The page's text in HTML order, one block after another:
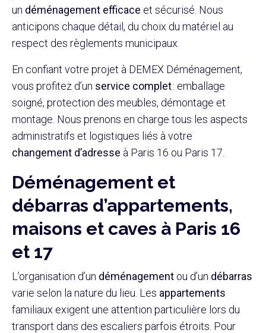
un déménagement efficace et sécurisé. Nous
anticipons chaque détail, du choix du matériel au
respect des règlements municipaux.
En confiant votre projet à DEMEX Déménagement,
vous profitez d’un service complet: emballage
soigné, protection des meubles, démontage et
montage. Nous prenons en charge tous les aspects
administratifs et logistiques liés à votre
changement d’adresse à Paris 16 ou Paris 17.
Déménagement et
débarras d’appartements,
maisons et caves à Paris 16
et 17
L’organisation d’un déménagement ou d’un débarras
varie selon la nature du lieu. Les appartements
familiaux exigent une attention particulière lors du
transport dans des escaliers parfois étroits. Pour